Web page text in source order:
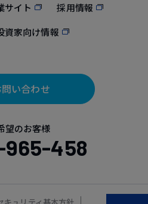
サイト
採用情報
資家向け情報
い合わせ
望のお客様
965-458
キュリティ基本方針